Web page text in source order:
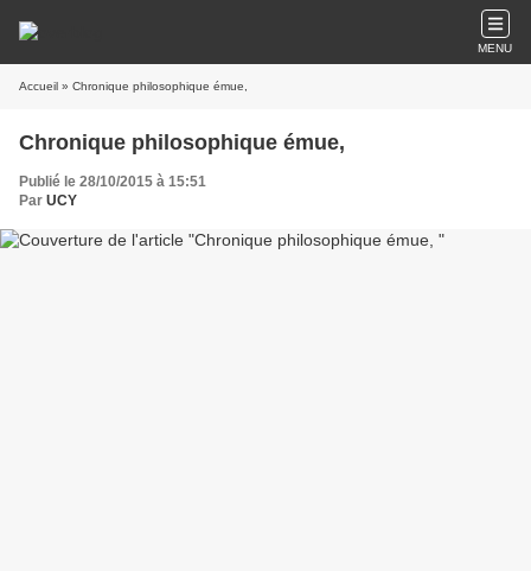
MENU
Accueil » Chronique philosophique émue,
Chronique philosophique émue,
Publié le 28/10/2015 à 15:51
Par UCY